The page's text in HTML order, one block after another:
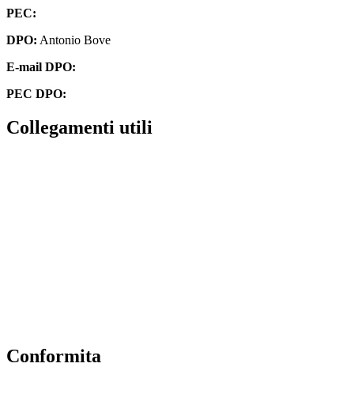
PEC:
DPO: Antonio Bove
E-mail DPO:
PEC DPO:
Collegamenti utili
Conformita